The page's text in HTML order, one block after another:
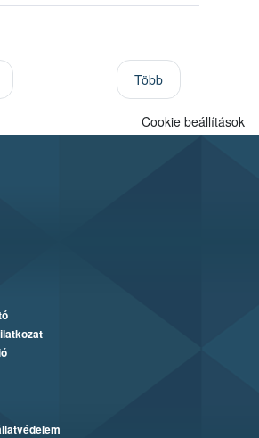
Több
Cookie beállítások